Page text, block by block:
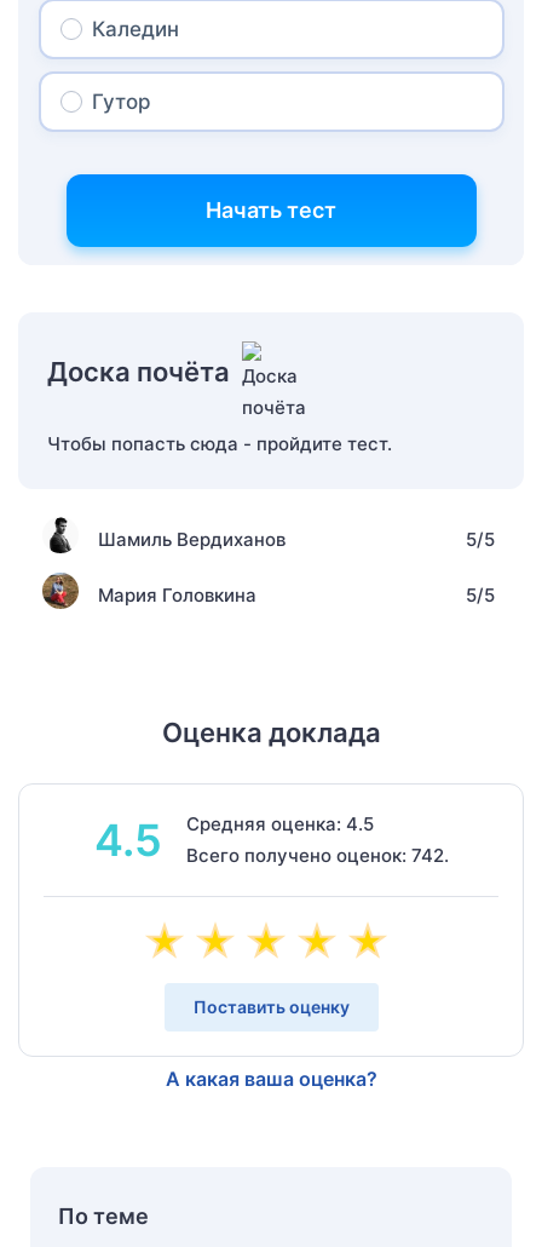
Каледин
Гутор
Начать тест
Доска почёта
Чтобы попасть сюда - пройдите тест.
Шамиль Вердиханов 5/5
Мария Головкина 5/5
Оценка доклада
4.5
Средняя оценка: 4.5
Всего получено оценок: 742.
Поставить оценку
А какая ваша оценка?
По теме